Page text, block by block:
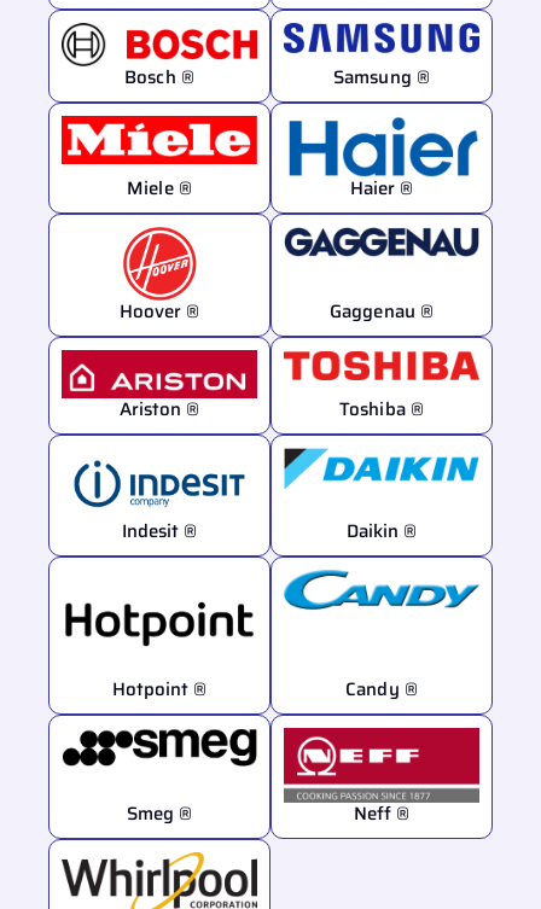
Bosch ® Samsung ®
Miele ® Haier ®
Hoover ® Gaggenau ®
Ariston ® Toshiba ®
Indesit ® Daikin ®
Hotpoint ® Candy ®
Smeg ® Neff ®